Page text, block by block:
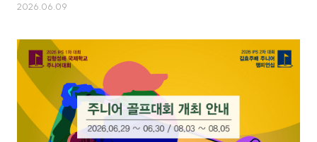
2026.06.09